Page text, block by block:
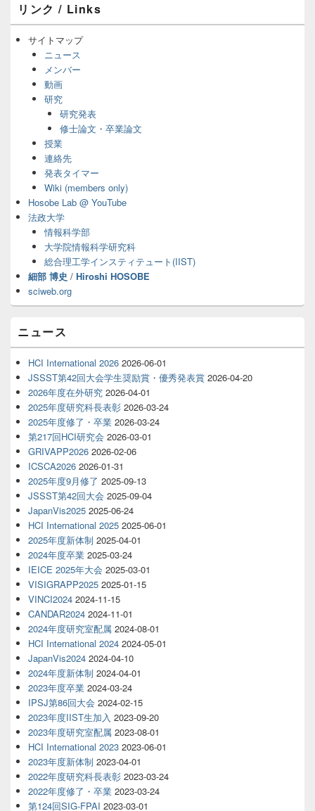
ン
サ
ア
リンク / Links
サイトマップ
ニュース
メンバー
動画
研究
研究発表
修士論文・卒業論文
授業
連絡先
発表タイマー
Wiki (members only)
Hosobe Lab @ YouTube
法政大学
情報科学部
大学院情報科学研究科
総合理工学インスティテュート(IIST)
細部 博史 / Hiroshi HOSOBE
sciweb.org
ニュース
HCI International 2026 2026-06-01
JSSST第42回大会学生奨励賞・優秀発表賞 2026-04-20
2026年度在外研究 2026-04-01
2025年度研究科長表彰 2026-03-24
2025年度修了・卒業 2026-03-24
第217回HCI研究会 2026-03-01
GRIVAPP2026 2026-02-06
ICSCA2026 2026-01-31
2025年度9月修了 2025-09-13
JSSST第42回大会 2025-09-04
JapanVis2025 2025-06-24
HCI International 2025 2025-06-01
2025年度新体制 2025-04-01
2024年度卒業 2025-03-24
IEICE 2025年大会 2025-03-01
VISIGRAPP2025 2025-01-15
VINCI2024 2024-11-15
CANDAR2024 2024-11-01
2024年度研究室配属 2024-08-01
HCI International 2024 2024-05-01
JapanVis2024 2024-04-10
2024年度新体制 2024-04-01
2023年度卒業 2024-03-24
IPSJ第86回大会 2024-02-15
2023年度IIST生加入 2023-09-20
2023年度研究室配属 2023-08-01
HCI International 2023 2023-06-01
2023年度新体制 2023-04-01
2022年度研究科長表彰 2023-03-24
2022年度修了・卒業 2023-03-24
第124回SIG-FPAI 2023-03-01